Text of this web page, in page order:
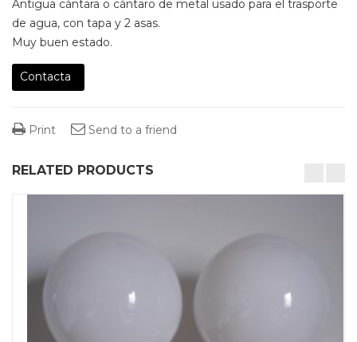
Antigua cántara o cántaro de metal usado para el trasporte
de agua, con tapa y 2 asas.
Muy buen estado.
Contacta
Print Send to a friend
RELATED PRODUCTS